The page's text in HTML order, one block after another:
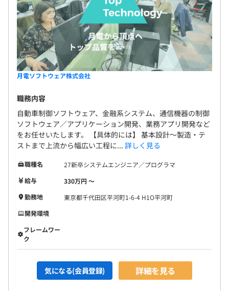
月電ソフトウェア株式会社
職務内容
自動車制御ソフトウェア、金融系システム、通信機器の制御
ソフトウェア／アプリケーション開発、業務アプリ開発など
をお任せいたします。 【具体的には】 基本設計〜製造・テ
ストまで上流から幅広い工程に... 詳しく見る
職種名
27新卒システムエンジニア／プログラマ
給与
330万円 〜
勤務地
東京都千代田区平河町1-6-4 H1O平河町
開発環境
フレームワー
ク
気になる(会員登録) 詳細を見る